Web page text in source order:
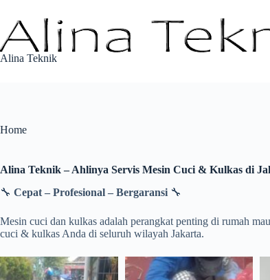
content
Alina Teknik
Home
Alina Teknik – Ahlinya Servis Mesin Cuci & Kulkas di
🔧 Cepat – Profesional – Bergaransi 🔧
Mesin cuci dan kulkas adalah perangkat penting di rumah
cuci & kulkas Anda di seluruh wilayah Jakarta.